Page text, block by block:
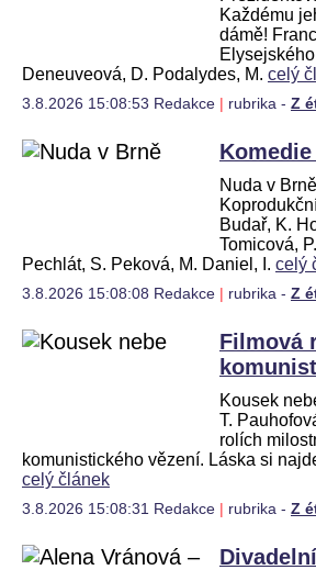
Každému
dámě!
Deneuveová, D. Podalydes, M. celý
3.8.2026 15:08:53 Redakce rubrika - Z
Nuda v Brně
Budař, K.
Tomicová,
Pechlát, S. Peková, M. Daniel, I. celý
3.8.2026 15:08:08 Redakce rubrika - Z
Filmová
Kousek
T.
rolích
komunistického vězení. Láska si
celý článek
3.8.2026 15:08:31 Redakce rubrika - Z